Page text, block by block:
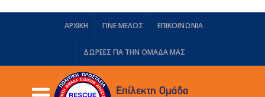
ΑΡΧΙΚΗ ΓΙΝΕ ΜΕΛΟΣ ΕΠΙΚΟΙΝΩΝΙΑ
ΔΩΡΕΈΣ ΓΙΑ ΤΗΝ ΟΜΆΔΑ ΜΑΣ